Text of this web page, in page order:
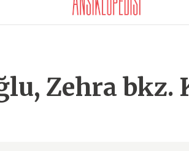
Zehra bkz.